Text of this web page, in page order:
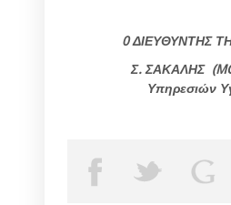
0 ΔΙΕΥΘΥΝΤΗΣ
Σ. ΣΑΚΑΛΗΣ (
Υπηρεσιών